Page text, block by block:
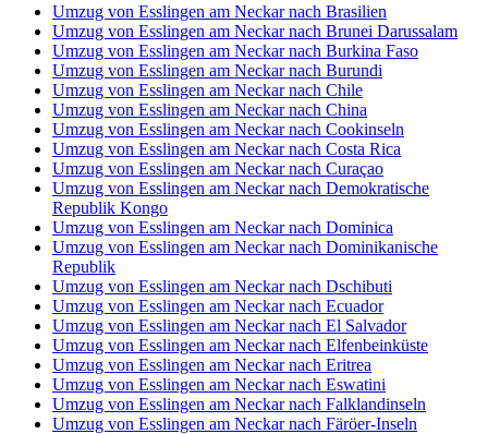
Umzug von Esslingen am Neckar nach Brasilien
Umzug von Esslingen am Neckar nach Brunei Darussalam
Umzug von Esslingen am Neckar nach Burkina Faso
Umzug von Esslingen am Neckar nach Burundi
Umzug von Esslingen am Neckar nach Chile
Umzug von Esslingen am Neckar nach China
Umzug von Esslingen am Neckar nach Cookinseln
Umzug von Esslingen am Neckar nach Costa Rica
Umzug von Esslingen am Neckar nach Curaçao
Umzug von Esslingen am Neckar nach Demokratische
Republik Kongo
Umzug von Esslingen am Neckar nach Dominica
Umzug von Esslingen am Neckar nach Dominikanische
Republik
Umzug von Esslingen am Neckar nach Dschibuti
Umzug von Esslingen am Neckar nach Ecuador
Umzug von Esslingen am Neckar nach El Salvador
Umzug von Esslingen am Neckar nach Elfenbeinküste
Umzug von Esslingen am Neckar nach Eritrea
Umzug von Esslingen am Neckar nach Eswatini
Umzug von Esslingen am Neckar nach Falklandinseln
Umzug von Esslingen am Neckar nach Färöer-Inseln